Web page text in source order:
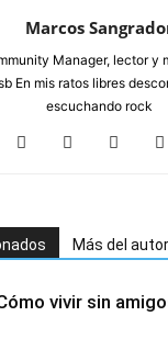
Marcos
Manager, lector y
En mis ratos libres
escuchando rock
Más del autor
vivir sin